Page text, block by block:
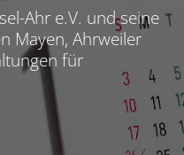
Ahr e.V. und seine
Mayen, Ahrweiler
für